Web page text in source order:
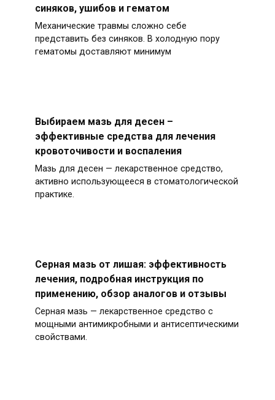
синяков, ушибов и гематом
Механические травмы сложно себе
представить без синяков. В холодную пору
гематомы доставляют минимум
Выбираем мазь для десен –
эффективные средства для лечения
кровоточивости и воспаления
Мазь для десен — лекарственное средство,
активно использующееся в стоматологической
практике.
Серная мазь от лишая: эффективность
лечения, подробная инструкция по
применению, обзор аналогов и отзывы
Серная мазь — лекарственное средство с
мощными антимикробными и антисептическими
свойствами.